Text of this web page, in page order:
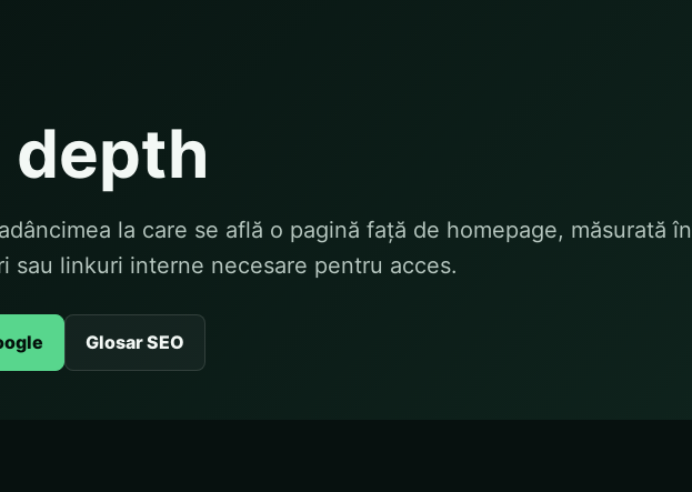
depth
la care se află o pagină față de homepage, măsurată în
sau linkuri interne necesare pentru acces.
Glosar SEO